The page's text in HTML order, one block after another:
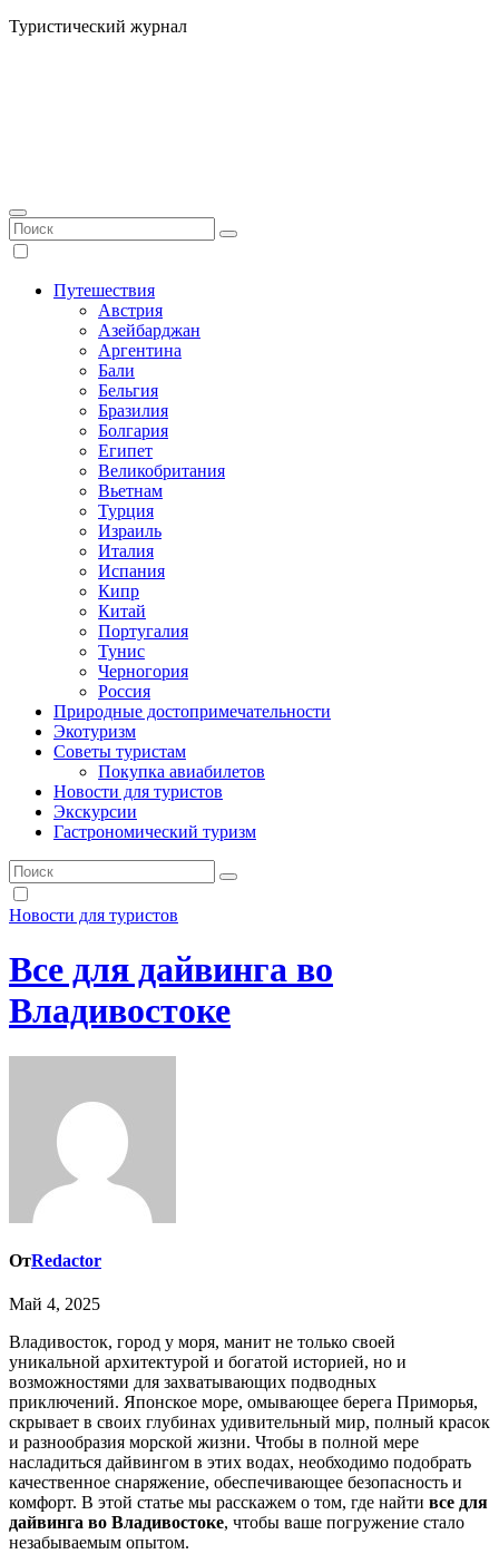
Туристический журнал
Путешествия
Австрия
Азейбарджан
Аргентина
Бали
Бельгия
Бразилия
Болгария
Египет
Великобритания
Вьетнам
Турция
Израиль
Италия
Испания
Кипр
Китай
Португалия
Тунис
Черногория
Россия
Природные достопримечательности
Экотуризм
Советы туристам
Покупка авиабилетов
Новости для туристов
Экскурсии
Гастрономический туризм
Новости для туристов
Все для дайвинга во
Владивостоке
ОтRedactor
Май 4, 2025
Владивосток, город у моря, манит не только своей
уникальной архитектурой и богатой историей, но и
возможностями для захватывающих подводных
приключений. Японское море, омывающее берега Приморья,
скрывает в своих глубинах удивительный мир, полный красок
и разнообразия морской жизни. Чтобы в полной мере
насладиться дайвингом в этих водах, необходимо подобрать
качественное снаряжение, обеспечивающее безопасность и
комфорт. В этой статье мы расскажем о том, где найти все для
дайвинга во Владивостоке, чтобы ваше погружение стало
незабываемым опытом.